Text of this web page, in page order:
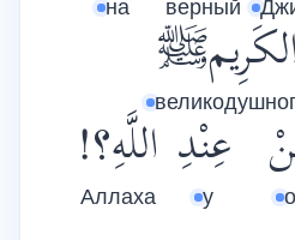
верный
на
الكَرِيمﷺ
عِنْدِ
у
اللَّهِ؟!
Аллаха